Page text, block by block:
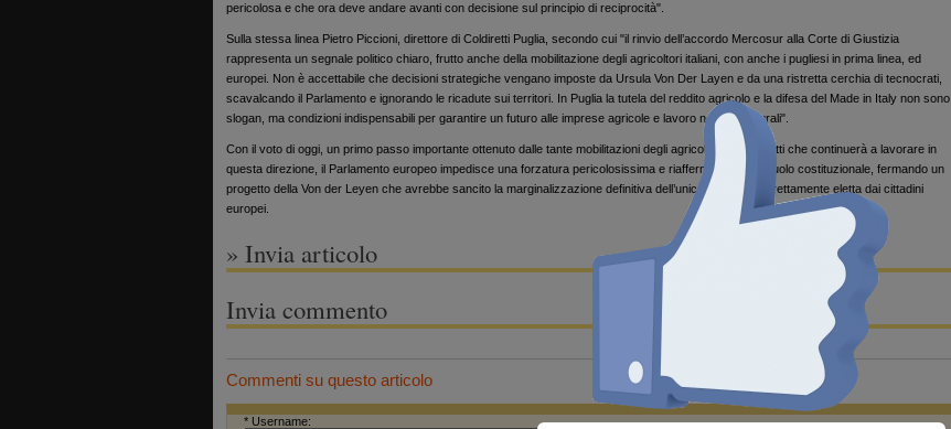
pericolosa e che ora deve andare avanti con decisione sul principio di reciprocità".
Sulla stessa linea Pietro Piccioni, direttore di Coldiretti Puglia, secondo cui "il rinvio dell’accordo Mercosur alla Corte di Giustizia
rappresenta un segnale politico chiaro, frutto anche della mobilitazione degli agricoltori italiani, con anche i pugliesi in prima linea, ed
europei. Non è accettabile che decisioni strategiche vengano imposte da Ursula Von Der Layen e da una ristretta cerchia di tecnocrati,
scavalcando il Parlamento e ignorando le ricadute sui territori. In Puglia la tutela del reddito agricolo e la difesa del Made in Italy non sono
slogan, ma condizioni indispensabili per garantire un futuro alle imprese agricole e lavoro nelle aree rurali".
Con il voto di oggi, un primo passo importante ottenuto dalle tante mobilitazioni degli agricoltori di Coldiretti che continuerà a lavorare in
questa direzione, il Parlamento europeo impedisce una forzatura pericolosissima e riafferma il proprio ruolo costituzionale, fermando un
progetto della Von der Leyen che avrebbe sancito la marginalizzazione definitiva dell’unica istituzione direttamente eletta dai cittadini
europei.
» Invia articolo
Invia commento
Commenti su questo articolo
* Username: